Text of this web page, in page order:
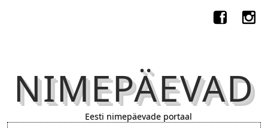
NIMEPÄEVAD
Eesti nimepäevade portaal